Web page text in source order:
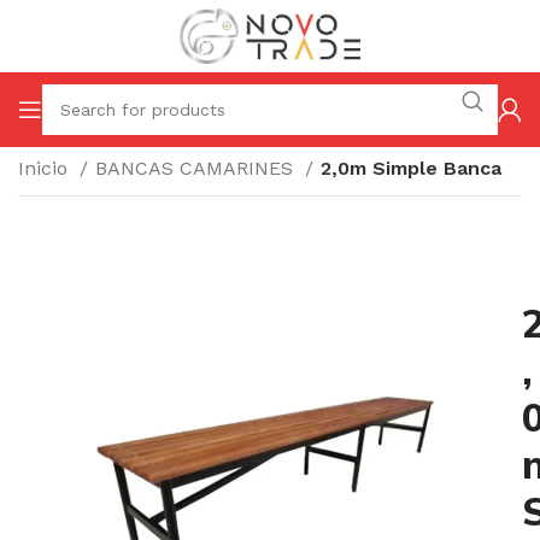
Inicio BANCAS CAMARINES 2,0m Simple Banca
,